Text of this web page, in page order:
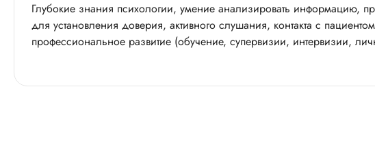
Глубокие знания психологии, умение анализировать информацию,
для установления доверия, активного слушания, контакта с
профессиональное развитие (обучение, супервизии, интервизии,